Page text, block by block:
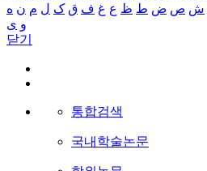
ش ص ض ط ظ ع غ ف ق ک ل م ن ه
و ی
닫기
통합검색
국내학술논문